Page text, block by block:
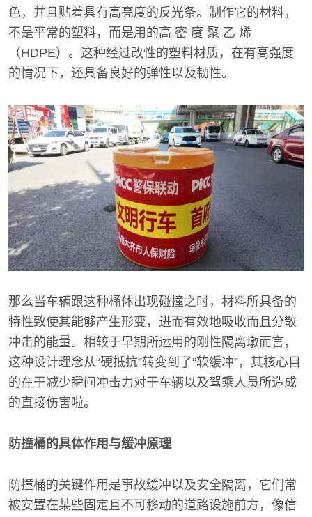
色，并且贴着具有高亮度的反光条。制作它的材料，
不是平常的塑料，而是用的高 密 度 聚 乙 烯
（HDPE）。这种经过改性的塑料材质，在有高强度
的情况下，还具备良好的弹性以及韧性。
那么当车辆跟这种桶体出现碰撞之时，材料所具备的
特性致使其能够产生形变，进而有效地吸收而且分散
冲击的能量。相较于早期所运用的刚性隔离墩而言，
这种设计理念从“硬抵抗”转变到了“软缓冲”，其核心目
的在于减少瞬间冲击力对于车辆以及驾乘人员所造成
的直接伤害啦。
防撞桶的具体作用与缓冲原理
防撞桶的关键作用是事故缓冲以及安全隔离，它们常
被安置在某些固定且不可移动的道路设施前方，像信